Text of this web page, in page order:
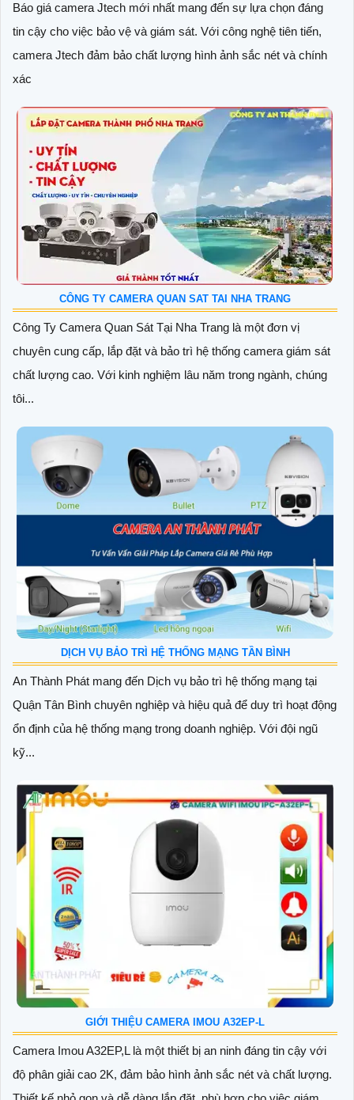
Báo giá camera Jtech mới nhất mang đến sự lựa chọn đáng
tin cậy cho việc bảo vệ và giám sát. Với công nghệ tiên tiến,
camera Jtech đảm bảo chất lượng hình ảnh sắc nét và chính
xác
CÔNG TY CAMERA QUAN SAT TAI NHA TRANG
Công Ty Camera Quan Sát Tại Nha Trang là một đơn vị
chuyên cung cấp, lắp đặt và bảo trì hệ thống camera giám sát
chất lượng cao. Với kinh nghiệm lâu năm trong ngành, chúng
tôi...
DỊCH VỤ BẢO TRÌ HỆ THỐNG MẠNG TẦN BÌNH
An Thành Phát mang đến Dịch vụ bảo trì hệ thống mạng tại
Quận Tân Bình chuyên nghiệp và hiệu quả để duy trì hoạt động
ổn định của hệ thống mạng trong doanh nghiệp. Với đội ngũ
kỹ...
GIỚI THIỆU CAMERA IMOU A32EP-L
Camera Imou A32EP,L là một thiết bị an ninh đáng tin cậy với
độ phân giải cao 2K, đảm bảo hình ảnh sắc nét và chất lượng.